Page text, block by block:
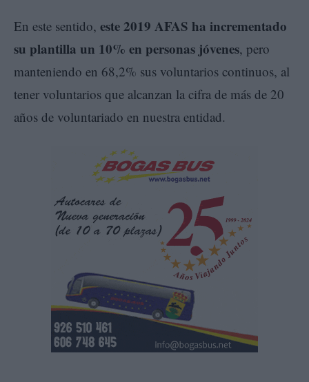
En este sentido, este 2019 AFAS ha incrementado
su plantilla un 10% en personas jóvenes, pero
manteniendo en 68,2% sus voluntarios continuos, al
tener voluntarios que alcanzan la cifra de más de 20
años de voluntariado en nuestra entidad.